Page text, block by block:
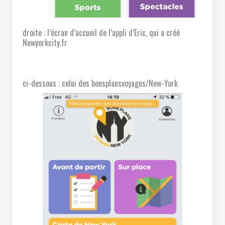
droite : l’écran d’accueil de l’appli d’Eric, qui a créé
Newyorkcity.fr
ci-dessous : celui des bonsplansvoyages/New-York